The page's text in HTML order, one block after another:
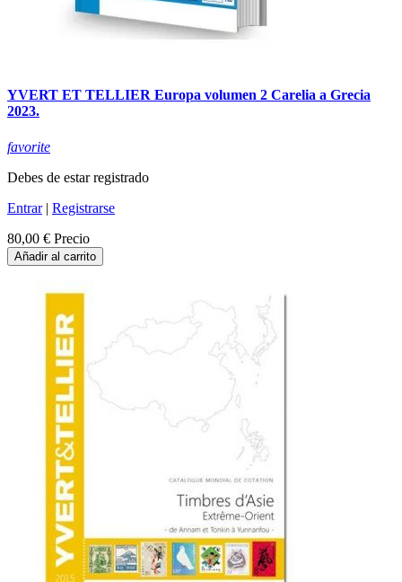
YVERT ET TELLIER Europa volumen 2 Carelia a Grecia
2023.
favorite
Debes de estar registrado
Entrar| Registrarse
80,00 € Precio
Añadir al carrito